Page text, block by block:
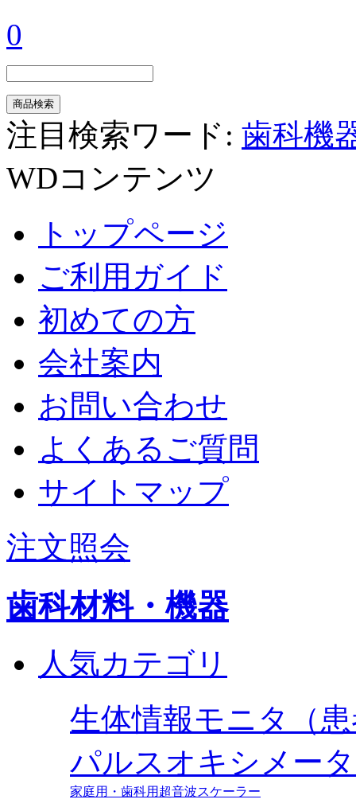
0
注目検索ワード: 歯科機
WDコンテンツ
トップページ
ご利用ガイド
初めての方
会社案内
お問い合わせ
よくあるご質問
サイトマップ
注文照会
歯科材料・機器
人気カテゴリ
生体情報モニタ（
パルスオキシメー
家庭用・歯科用超音波スケーラー